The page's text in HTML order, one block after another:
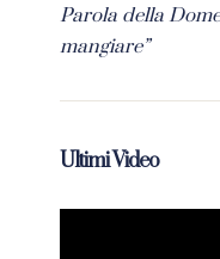
Parola della
mangiare”
Ultimi Video